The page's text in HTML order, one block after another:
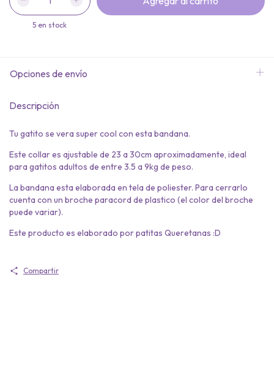
5 en stock
Opciones de envío
Descripción
Tu gatito se vera super cool con esta bandana.
Este collar es ajustable de 23 a 30cm aproximadamente, ideal
para gatitos adultos de entre 3.5 a 9kg de peso.
La bandana esta elaborada en tela de poliester. Para cerrarlo
cuenta con un broche paracord de plastico (el color del broche
puede variar).
Este producto es elaborado por patitas Queretanas :D
Compartir